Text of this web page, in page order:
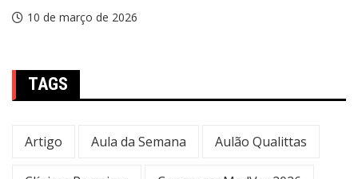
10 de março de 2026
TAGS
Artigo Aula da Semana Aulão Qualittas